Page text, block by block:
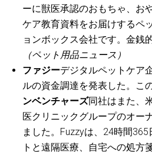
ーに獣医承認のおもちゃ、お
ケア教育資料をお届けするペ
ョンボックス会社です。金銭
（ペット用品ニュース）
ファジーデジタルペットケア
ルの資金調達を発表した。こ
ンベンチャーズ同社はまた、
医クリニックグループのオー
ました。Fuzzyは、24時間
トと遠隔医療、自宅への処方